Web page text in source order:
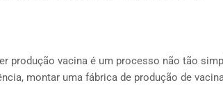
produção vacina é um processo não tão
montar uma fábrica de produção de